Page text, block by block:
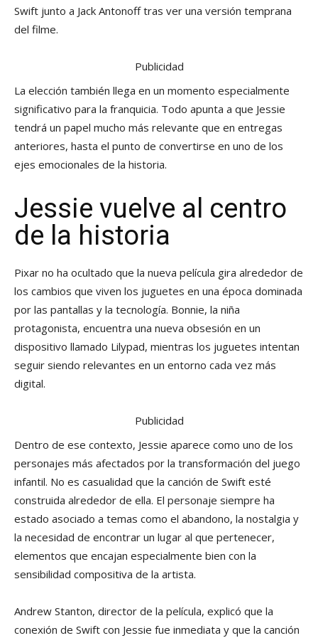
Swift junto a Jack Antonoff tras ver una versión temprana
del filme.
Publicidad
La elección también llega en un momento especialmente
significativo para la franquicia. Todo apunta a que Jessie
tendrá un papel mucho más relevante que en entregas
anteriores, hasta el punto de convertirse en uno de los
ejes emocionales de la historia.
Jessie vuelve al centro
de la historia
Pixar no ha ocultado que la nueva película gira alrededor de
los cambios que viven los juguetes en una época dominada
por las pantallas y la tecnología. Bonnie, la niña
protagonista, encuentra una nueva obsesión en un
dispositivo llamado Lilypad, mientras los juguetes intentan
seguir siendo relevantes en un entorno cada vez más
digital.
Publicidad
Dentro de ese contexto, Jessie aparece como uno de los
personajes más afectados por la transformación del juego
infantil. No es casualidad que la canción de Swift esté
construida alrededor de ella. El personaje siempre ha
estado asociado a temas como el abandono, la nostalgia y
la necesidad de encontrar un lugar al que pertenecer,
elementos que encajan especialmente bien con la
sensibilidad compositiva de la artista.
Andrew Stanton, director de la película, explicó que la
conexión de Swift con Jessie fue inmediata y que la canción